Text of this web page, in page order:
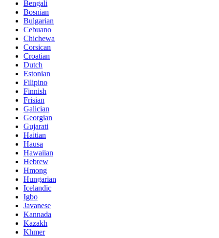
Bengali
Bosnian
Bulgarian
Cebuano
Chichewa
Corsican
Croatian
Dutch
Estonian
Filipino
Finnish
Frisian
Galician
Georgian
Gujarati
Haitian
Hausa
Hawaiian
Hebrew
Hmong
Hungarian
Icelandic
Igbo
Javanese
Kannada
Kazakh
Khmer